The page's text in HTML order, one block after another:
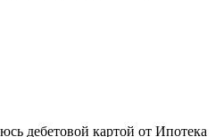
дебетовой картой от Ипотека